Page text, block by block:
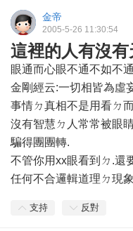
金帝
2005-5-26 11:30:54
這裡的人有沒有
眼通而心眼不通不如不
金剛經云:一切相皆為虛
事情ㄉ真相不是用看ㄉ
沒有智慧ㄉ人常常被眼
騙得團團轉.
不管你用xx眼看到ㄉ.還
任何不合邏輯道理ㄉ現
支持 反對